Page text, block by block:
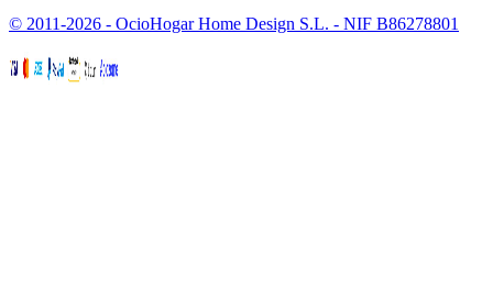
© 2011-2026 - OcioHogar Home Design S.L. - NIF B86278801